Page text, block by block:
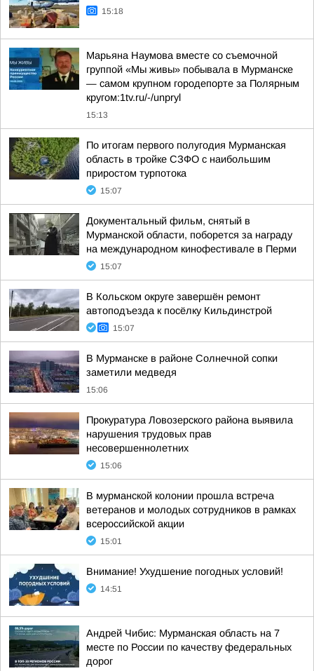
15:18
Марьяна Наумова вместе со съемочной
группой «Мы живы» побывала в Мурманске
— самом крупном городепорте за Полярным
кругом:1tv.ru/-/unpryl
15:13
По итогам первого полугодия Мурманская
область в тройке СЗФО с наибольшим
приростом турпотока
15:07
Документальный фильм, снятый в
Мурманской области, поборется за награду
на международном кинофестивале в Перми
15:07
В Кольском округе завершён ремонт
автоподъезда к посёлку Кильдинстрой
15:07
В Мурманске в районе Солнечной сопки
заметили медведя
15:06
Прокуратура Ловозерского района выявила
нарушения трудовых прав
несовершеннолетних
15:06
В мурманской колонии прошла встреча
ветеранов и молодых сотрудников в рамках
всероссийской акции
15:01
Внимание! Ухудшение погодных условий!
14:51
Андрей Чибис: Мурманская область на 7
месте по России по качеству федеральных
дорог